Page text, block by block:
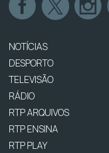
NOTÍCIAS
DESPORTO
TELEVISÃO
RÁDIO
RTP ARQUIVOS
RTP ENSINA
RTP PLAY